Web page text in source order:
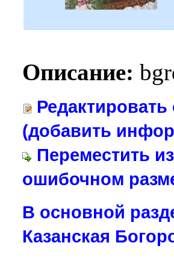
Описание:
(добавить
Переместить
ошибочном
В основной
Казанская